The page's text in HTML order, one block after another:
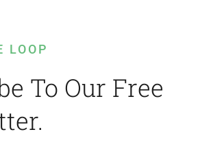
LOOP
To Our Free